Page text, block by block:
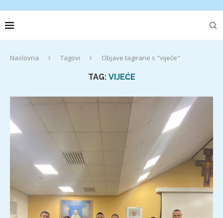
Naslovna Tagovi Objave tagirane s "vijeće"
TAG: VIJEĆE